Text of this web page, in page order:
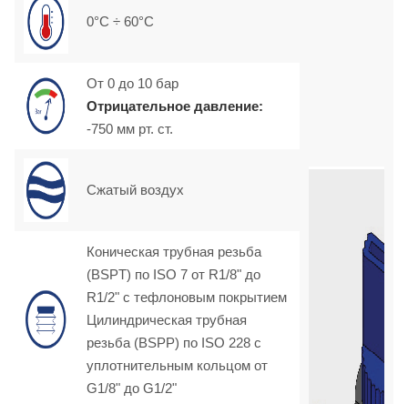
0°C ÷ 60°C
От 0 до 10 бар
Отрицательное давление:
-750 мм рт. ст.
Сжатый воздух
Коническая трубная резьба
(BSPT) по ISO 7 от R1/8" до
R1/2" с тефлоновым покрытием
Цилиндрическая трубная
резьба (BSPP) по ISO 228 с
уплотнительным кольцом от
G1/8" до G1/2"